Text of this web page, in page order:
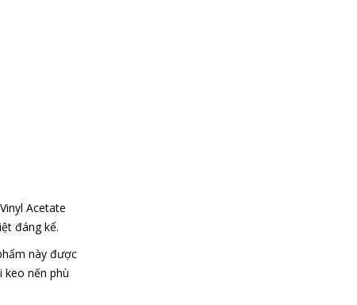
Acetate
đáng kể.
này được
keo nến phù